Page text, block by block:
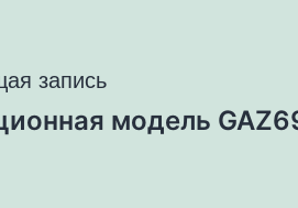
запись
модель